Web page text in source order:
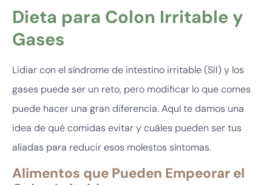
Dieta para Colon Irritable y
Gases
Lidiar con el síndrome de intestino irritable (SII) y los
gases puede ser un reto, pero modificar lo que comes
puede hacer una gran diferencia. Aquí te damos una
idea de qué comidas evitar y cuáles pueden ser tus
aliadas para reducir esos molestos síntomas.
Alimentos que Pueden Empeorar el